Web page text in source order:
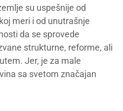
su uspešnije od
meri i od unutrašnje
da se sprovede
strukturne, reforme, ali
Jer, je za male
sa svetom značajan